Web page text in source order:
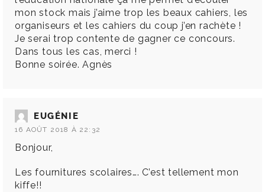
mon stock mais j’aime trop les beaux cahiers, les
organiseurs et les cahiers du coup j’en rachète !
Je serai trop contente de gagner ce concours.
Dans tous les cas, merci !
Bonne soirée. Agnès
EUGÉNIE
16 AOÛT 2018 À 22:32
Bonjour,
Les fournitures scolaires…. C’est tellement mon
kiffe!!